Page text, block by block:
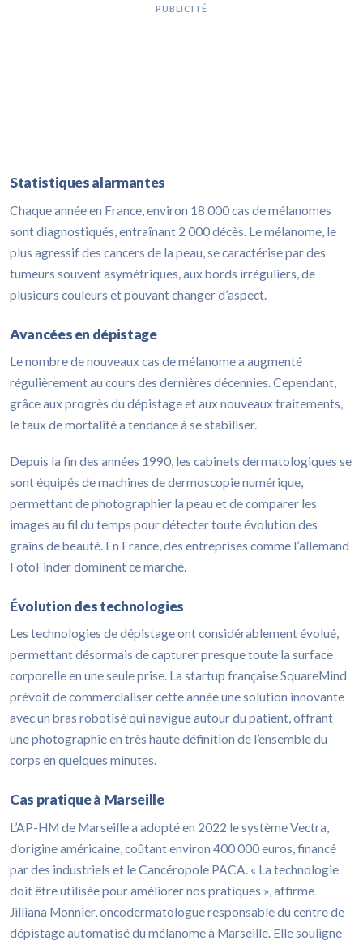
PUBLICITÉ
Statistiques alarmantes
Chaque année en France, environ 18 000 cas de mélanomes
sont diagnostiqués, entraînant 2 000 décès. Le mélanome, le
plus agressif des cancers de la peau, se caractérise par des
tumeurs souvent asymétriques, aux bords irréguliers, de
plusieurs couleurs et pouvant changer d’aspect.
Avancées en dépistage
Le nombre de nouveaux cas de mélanome a augmenté
régulièrement au cours des dernières décennies. Cependant,
grâce aux progrès du dépistage et aux nouveaux traitements,
le taux de mortalité a tendance à se stabiliser.
Depuis la fin des années 1990, les cabinets dermatologiques se
sont équipés de machines de dermoscopie numérique,
permettant de photographier la peau et de comparer les
images au fil du temps pour détecter toute évolution des
grains de beauté. En France, des entreprises comme l’allemand
FotoFinder dominent ce marché.
Évolution des technologies
Les technologies de dépistage ont considérablement évolué,
permettant désormais de capturer presque toute la surface
corporelle en une seule prise. La startup française SquareMind
prévoit de commercialiser cette année une solution innovante
avec un bras robotisé qui navigue autour du patient, offrant
une photographie en très haute définition de l’ensemble du
corps en quelques minutes.
Cas pratique à Marseille
L’AP-HM de Marseille a adopté en 2022 le système Vectra,
d’origine américaine, coûtant environ 400 000 euros, financé
par des industriels et le Cancéropole PACA. « La technologie
doit être utilisée pour améliorer nos pratiques », affirme
Jilliana Monnier, oncodermatologue responsable du centre de
dépistage automatisé du mélanome à Marseille. Elle souligne